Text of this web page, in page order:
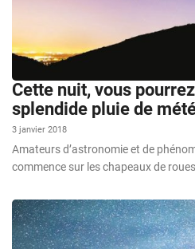
Cette nuit, vous
splendide pluie de
3 janvier 2018
Amateurs d’astronomie et de
commence sur les chapeaux de